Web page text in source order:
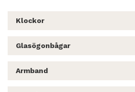
Klockor
Glasögonbågar
Armband